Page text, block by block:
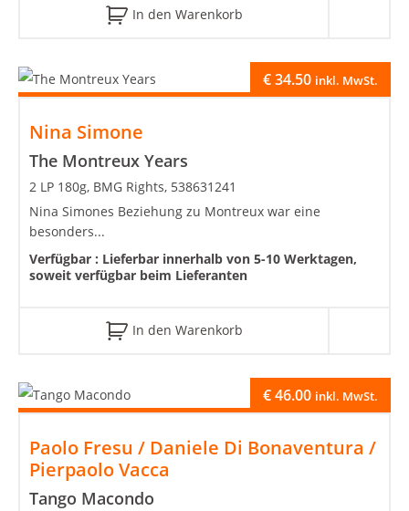
In den Warenkorb
Nina Simone
The Montreux Years
€34.50 inkl. MwSt.
2 LP 180g, BMG Rights, 538631241
Nina Simones Beziehung zu Montreux war eine
besonders...
Verfügbar : Lieferbar innerhalb von 5-10 Werktagen,
soweit verfügbar beim Lieferanten
In den Warenkorb
Paolo Fresu / Daniele Di Bonaventura /
Pierpaolo Vacca
Tango Macondo
€46.00 inkl. MwSt.